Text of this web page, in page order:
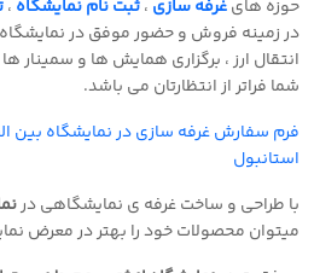
حوزه هایغرفه سازی ،ثبت نام نمایشگاه ،
در زمینه فروش و حضور موفق در
انتقال ارز ، برگزاری همایش ها و سمینار
شما فراتر از انتظارتان می باشد.
فرم سفارش غرفه سازی در نمایشگاه بین
استانبول
با طراحی و ساخت غرفه ی نمایشگاهی در
میتوان محصولات خود را بهتر در معرض